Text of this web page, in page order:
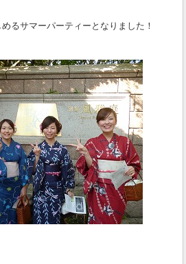
るサマーパーティーとなりました！